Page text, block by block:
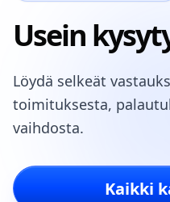
Usein
Löydä selkeät
toimituksesta,
vaihdosta.
Kaikki